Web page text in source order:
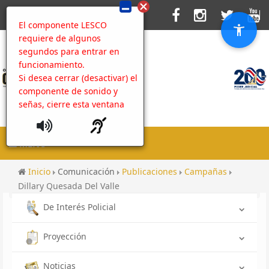
El componente LESCO
requiere de algunos
segundos para entrar en
funcionamiento.
Si desea cerrar (desactivar) el
componente de sonido y
señas, cierre esta ventana
MENU
Inicio Comunicación Publicaciones
Campañas
Dillary Quesada Del Valle
De Interés Policial
Proyección
Noticias